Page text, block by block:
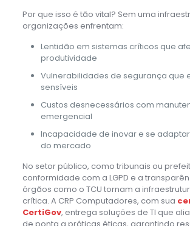
Por que isso é tão vital? Sem uma
organizações enfrentam:
Lentidão em sistemas críticos que
produtividade
Vulnerabilidades de segurança que
sensíveis
Custos desnecessários com
emergencial
Incapacidade de inovar e se
do mercado
No setor público, como tribunais ou
conformidade com a LGPD e a
órgãos como o TCU tornam a
crítica. A CRP Computadores, com sua
CertiGov, entrega soluções de TI que